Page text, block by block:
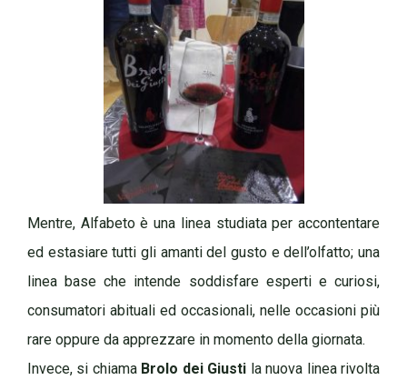
Mentre, Alfabeto è una linea studiata per accontentare
ed estasiare tutti gli amanti del gusto e dell’olfatto; una
linea base che intende soddisfare esperti e curiosi,
consumatori abituali ed occasionali, nelle occasioni più
rare oppure da apprezzare in momento della giornata.
Invece, si chiama Brolo dei Giusti la nuova linea rivolta